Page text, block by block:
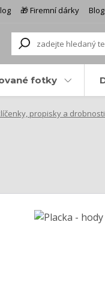
🎁 Firemní dárky Blog
fotky
propisky a drobnosti